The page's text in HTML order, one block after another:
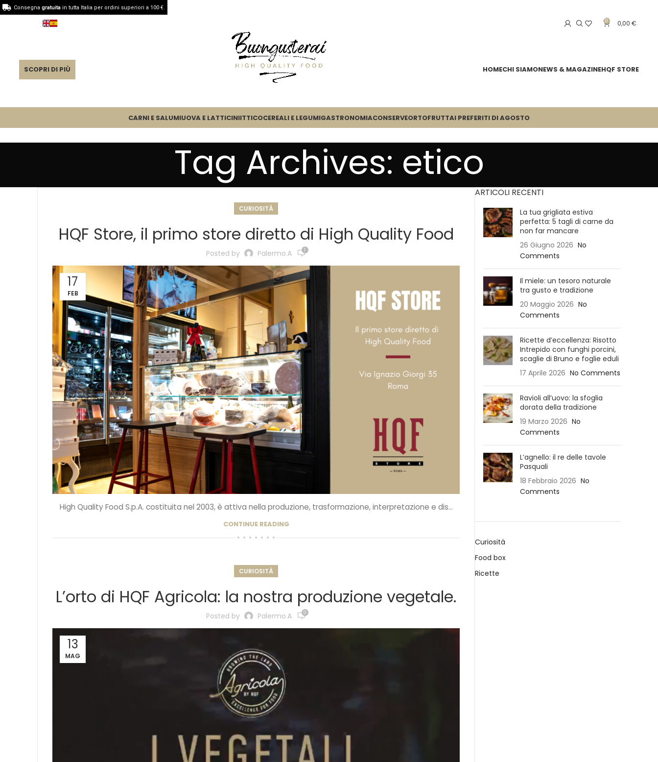
0 0,00€
SCOPRI DI PIÙ HOMECHI SIAMONEWS & MAGAZINEHQF STORE
CARNI E SALUMIUOVA E LATTICINIITTICOCEREALI E LEGUMIGASTRONOMIACONSERVEORTOFRUTTAI PREFERITI DI AGOSTO
Tag Archives: etico
CURIOSITÀ
HQF Store, il primo store diretto di High Quality Food
Posted by Palermo.a 1
17
FEB
High Quality Food S.p.A. costituita nel 2003, è attiva nella produzione, trasformazione, interpretazione e dis...
CONTINUE READING
CURIOSITÀ
L’orto di HQF Agricola: la nostra produzione vegetale.
Posted by Palermo.a 0
13
MAG
ARTICOLI RECENTI
La tua grigliata estiva
perfetta: 5 tagli di carne da
non far mancare
26 Giugno 2026 No
Comments
Il miele: un tesoro naturale
tra gusto e tradizione
20 Maggio 2026 No
Comments
Ricette d’eccellenza: Risotto
Intrepido con funghi porcini,
scaglie di Bruno e foglie eduli
17 Aprile 2026 No Comments
Ravioli all’uovo: la sfoglia
dorata della tradizione
19 Marzo 2026 No
Comments
L’agnello: il re delle tavole
Pasquali
18 Febbraio 2026 No
Comments
Curiosità
Food box
Ricette
Consegna gratuitain tutta Italia per ordini superiori a 100 €.